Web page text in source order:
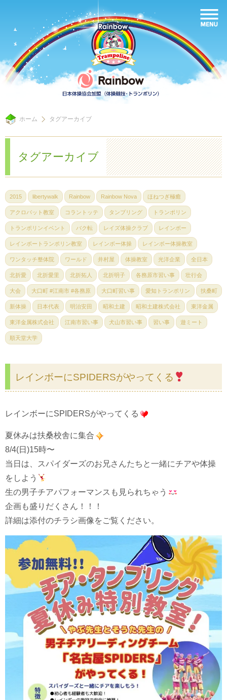
ホーム タグアーカイブ
タグアーカイブ
2015 libertywalk Rainbow Rainbow Nova ほねつぎ極癒
アクロバット教室 コラントッテ タンブリング トランポリン
トランポリンイベント バク転 レイズ体操クラブ レインボー
レインボートランポリン教室 レインボー体操 レインボー体操教室
ワンタッチ整体院 ワールド 井村屋 体操教室 光洋企業 全日本
北折愛 北折愛里 北折拓人 北折明子 各務原市習い事 壮行会
大会 大口町 #江南市 #各務原 大口町習い事 愛知トランポリン 扶桑町
新体操 日本代表 明治安田 昭和土建 昭和土建株式会社 東洋金属
東洋金属株式会社 江南市習い事 犬山市習い事 習い事 遊ミート
順天堂大学
レインボーにSPIDERSがやってくる
レインボーにSPIDERSがやってくる
夏休みは扶桑校舎に集合
8/4(日)15時〜
当日は、スパイダーズのお兄さんたちと一緒にチアや体操
をしよう
生の男子チアパフォーマンスも見られちゃう
企画も盛りだくさん！！！
詳細は添付のチラシ画像をご覧ください。